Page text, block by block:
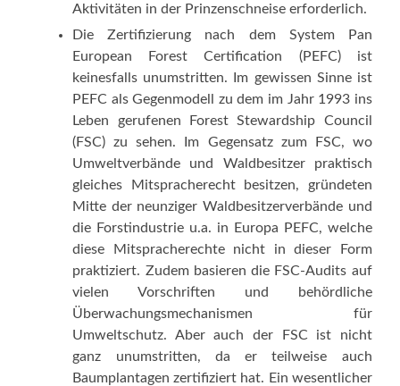
Aktivitäten in der Prinzenschneise erforderlich.
Die Zertifizierung nach dem System Pan
European Forest Certification (PEFC) ist
keinesfalls unumstritten. Im gewissen Sinne ist
PEFC als Gegenmodell zu dem im Jahr 1993 ins
Leben gerufenen Forest Stewardship Council
(FSC) zu sehen. Im Gegensatz zum FSC, wo
Umweltverbände und Waldbesitzer praktisch
gleiches Mitspracherecht besitzen, gründeten
Mitte der neunziger Waldbesitzerverbände und
die Forstindustrie u.a. in Europa PEFC, welche
diese Mitspracherechte nicht in dieser Form
praktiziert. Zudem basieren die FSC-Audits auf
vielen Vorschriften und behördliche
Überwachungsmechanismen für
Umweltschutz. Aber auch der FSC ist nicht
ganz unumstritten, da er teilweise auch
Baumplantagen zertifiziert hat. Ein wesentlicher